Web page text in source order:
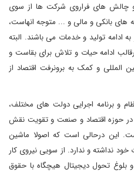
چالش های فراروی شرکت ها از سوی
های بانکی و مالی و ... متوجه انهاست،
ادامه تولید و خدمات می باشند. البته
ادامه حیات و تلاش برای بقاست و
المللی و کمک به برونرفت اقتصاد از
و برنامه اجرایی دولت های مختلف،
حوزه اقتصاد و صنعت و تقویت نقش
این درحالی است که اصولا ماشین
خود نداشته و ندارد. از سویی نیروی کار
تحول دیجیتال هیچگاه با حقوق